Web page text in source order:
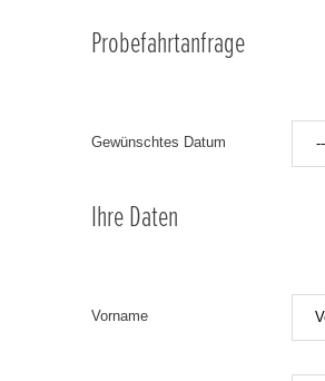
Probefahrtanfrage
Gewünschtes Datum
Ihre Daten
Vorname